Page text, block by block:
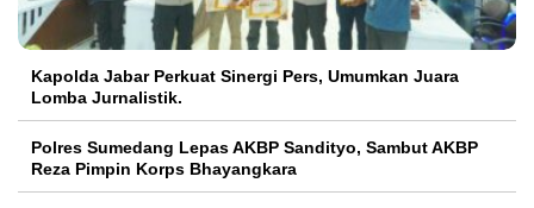
Kapolda Jabar Perkuat Sinergi Pers, Umumkan Juara
Lomba Jurnalistik.
Polres Sumedang Lepas AKBP Sandityo, Sambut AKBP
Reza Pimpin Korps Bhayangkara